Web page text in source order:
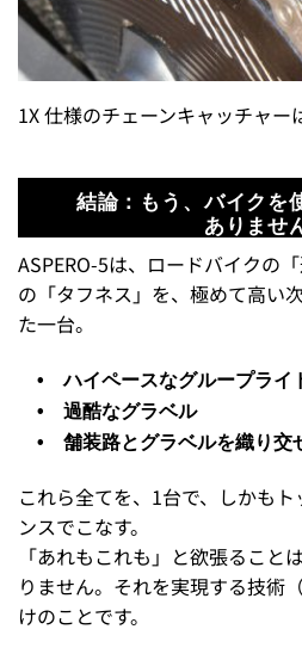
1X 仕様のチェーンキャッチャー
結論：もう、バイクを
ありませ
ASPERO-5は、ロードバイクの
の「タフネス」を、極めて高い
た一台。
• ハイペースなグループライ
• 過酷なグラベル
• 舗装路とグラベルを織り交
これら全てを、1台で、しかも
ンスでこなす。
「あれもこれも」と欲張ること
りません。それを実現する技術
けのことです。